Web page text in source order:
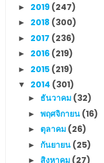
► 2019 (247)
► 2018 (300)
► 2017 (236)
► 2016 (219)
► 2015 (219)
▼ 2014 (301)
► ธันวาคม (32)
► พฤศจิกายน (16)
► ตุลาคม (26)
► กันยายน (25)
► สิงหาคม (27)